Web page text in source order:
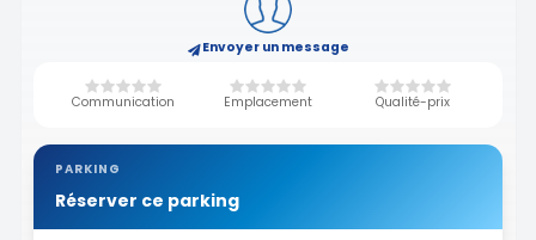
Envoyer un message
Communication Emplacement Qualité-prix
PARKING
Réserver ce parking